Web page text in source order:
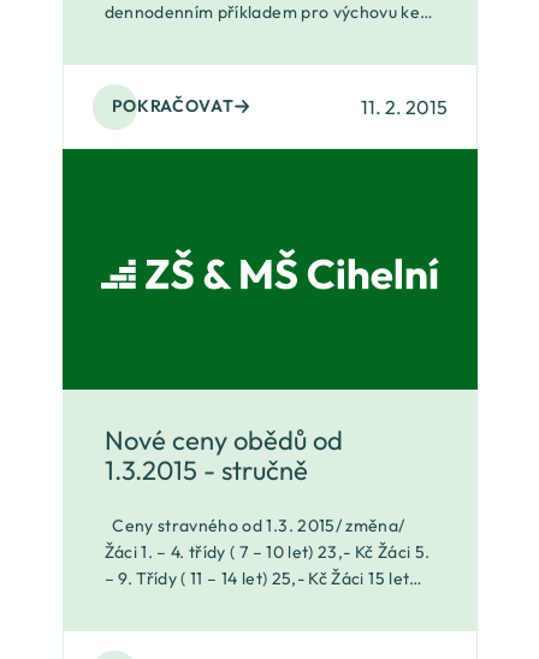
dennodenním příkladem pro výchovu ke
stolování ve společnosti. Využív
POKRAČOVAT
11. 2. 2015
Nové ceny obědů od
1.3.2015 - stručně
Ceny stravného od 1.3. 2015/ změna/
Žáci 1. – 4. třídy ( 7 – 10 let) 23,- Kč Žáci 5.
– 9. Třídy ( 11 – 14 let) 25,- Kč Žáci 15 let